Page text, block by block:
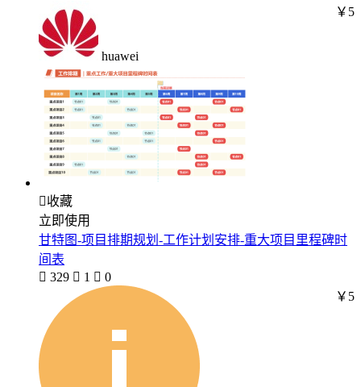
huawei
￥5
收藏
立即使用
甘特图-项目排期规划-工作计划安排-重大项目里程碑时
间表
 329  1  0
￥5